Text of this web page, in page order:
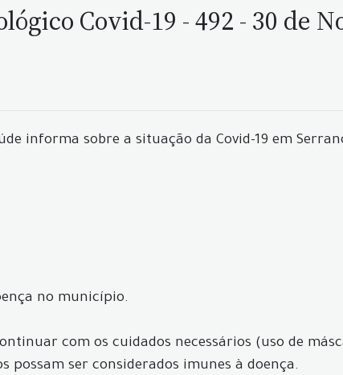
Covid-19 - 492 - 30 de
informa sobre a situação da Covid-19 em
no município.
com os cuidados necessários (uso de
possam ser considerados imunes à doença.